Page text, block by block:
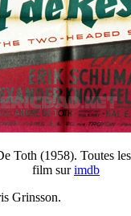
Toth (1958). Toutes
film surimdb
Grinsson.